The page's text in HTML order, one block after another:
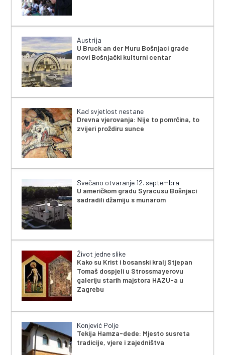
Austrija
U Bruck an der Muru Bošnjaci grade
novi Bošnjački kulturni centar
Kad svjetlost nestane
Drevna vjerovanja: Nije to pomrčina, to
zvijeri proždiru sunce
Svečano otvaranje 12. septembra
U američkom gradu Syracusu Bošnjaci
sadradili džamiju s munarom
Život jedne slike
Kako su Krist i bosanski kralj Stjepan
Tomaš dospjeli u Strossmayerovu
galeriju starih majstora HAZU-a u
Zagrebu
Konjević Polje
Tekija Hamza-dede: Mjesto susreta
tradicije, vjere i zajedništva